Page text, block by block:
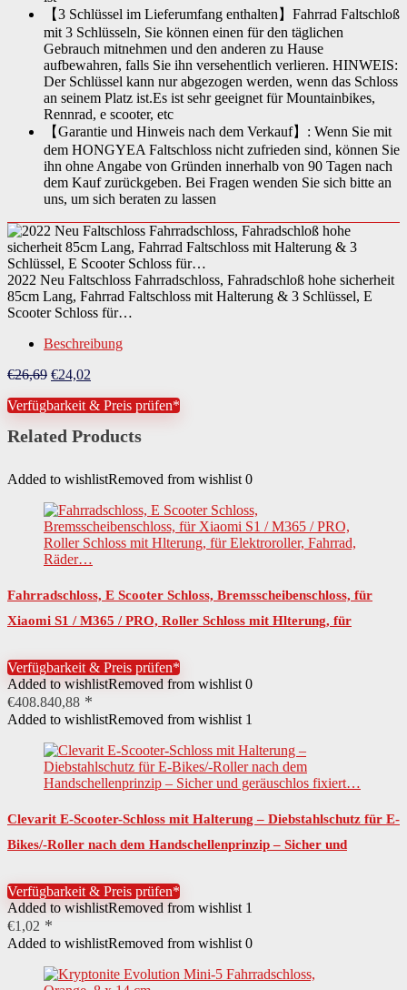
【3 Schlüssel im Lieferumfang enthalten】Fahrrad Faltschloß
mit 3 Schlüsseln, Sie können einen für den täglichen
Gebrauch mitnehmen und den anderen zu Hause
aufbewahren, falls Sie ihn versehentlich verlieren. HINWEIS:
Der Schlüssel kann nur abgezogen werden, wenn das Schloss
an seinem Platz ist.Es ist sehr geeignet für Mountainbikes,
Rennrad, e scooter, etc
【Garantie und Hinweis nach dem Verkauf】: Wenn Sie mit
dem HONGYEA Faltschloss nicht zufrieden sind, können Sie
ihn ohne Angabe von Gründen innerhalb von 90 Tagen nach
dem Kauf zurückgeben. Bei Fragen wenden Sie sich bitte an
uns, um sich beraten zu lassen
2022 Neu Faltschloss Fahrradschloss, Fahradschloß hohe sicherheit
85cm Lang, Fahrrad Faltschloss mit Halterung & 3 Schlüssel, E
Scooter Schloss für…
Beschreibung
€26,69 Ursprünglicher
war:
€24,02
ist:
Verfügbarkeit & Preis prüfen*
Related Products
Added to wishlistRemoved from wishlist 0
Fahrradschloss, E Scooter Schloss, Bremsscheibenschloss, für
Xiaomi S1 / M365 / PRO, Roller Schloss mit Hlterung, für
Verfügbarkeit & Preis prüfen*
Added to wishlistRemoved from wishlist 0
€408.840,88
Added to wishlistRemoved from wishlist 1
Clevarit E-Scooter-Schloss mit Halterung – Diebstahlschutz für E-
Bikes/-Roller nach dem Handschellenprinzip – Sicher und
Verfügbarkeit & Preis prüfen*
Added to wishlistRemoved from wishlist 1
€1,02
Added to wishlistRemoved from wishlist 0